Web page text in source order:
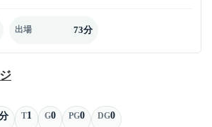
出場 73分
T1 G0 PG0 DG0